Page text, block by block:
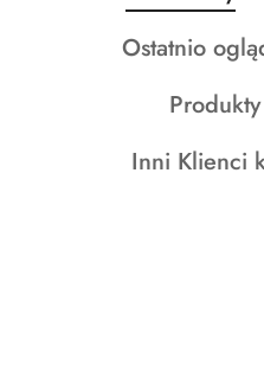
o
statusie:
Produkty
statusie:
Ostatnio
Produkty
statusie:
Produkty
Inni Klienci